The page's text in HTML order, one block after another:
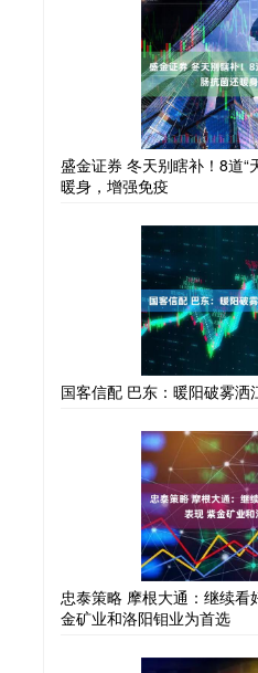
盛金证券 冬天别瞎补！8道“
暖身，增强免疫
国客信配 巴东：暖阳破雾洒
忠泰策略 摩根大通：继续
金矿业和洛阳钼业为首选